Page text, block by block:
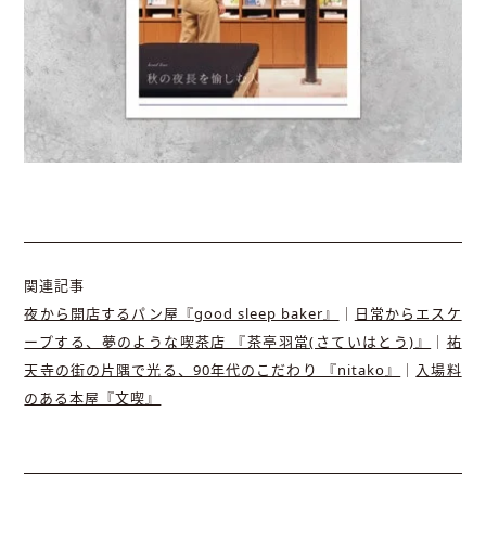
関連記事
夜から開店するパン屋『good sleep baker』
｜ 日常からエスケ
ープする、夢のような喫茶店 『茶亭羽當(さていはとう)』
｜ 祐
天寺の街の片隅で光る、90年代のこだわり 『nitako』
｜ 入場料
のある本屋『文喫』